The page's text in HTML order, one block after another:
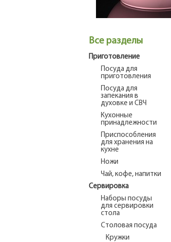
Все разделы
Приготовление
Посуда для
приготовления
Посуда для
запекания в
духовке и СВЧ
Кухонные
принадлежности
Приспособления
для хранения на
кухне
Ножи
Чай, кофе, напитки
Сервировка
Наборы посуды
для сервировки
стола
Столовая посуда
Кружки